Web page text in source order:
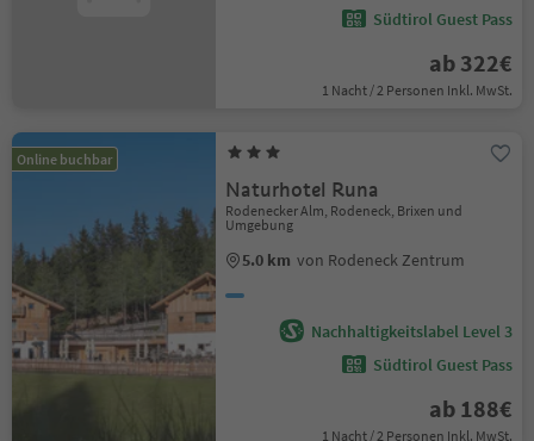
Südtirol Guest Pass
ab 322€
1 Nacht / 2 Personen Inkl. MwSt.
Online buchbar
Naturhotel Runa
Rodenecker Alm, Rodeneck, Brixen und
Umgebung
5.0 km von Rodeneck Zentrum
Nachhaltigkeitslabel Level 3
Südtirol Guest Pass
ab 188€
1 Nacht / 2 Personen Inkl. MwSt.